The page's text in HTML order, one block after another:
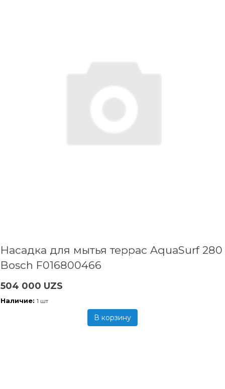
Насадка для мытья террас AquaSurf 280
Bosch F016800466
504 000 UZS
Наличие: 1 шт
В корзину